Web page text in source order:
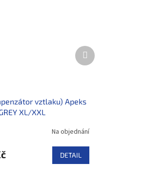
vztlaku) Apeks
XL/XXL
Na objednání
DETAIL
Další
produkt